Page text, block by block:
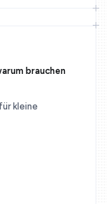
brauchen
kleine